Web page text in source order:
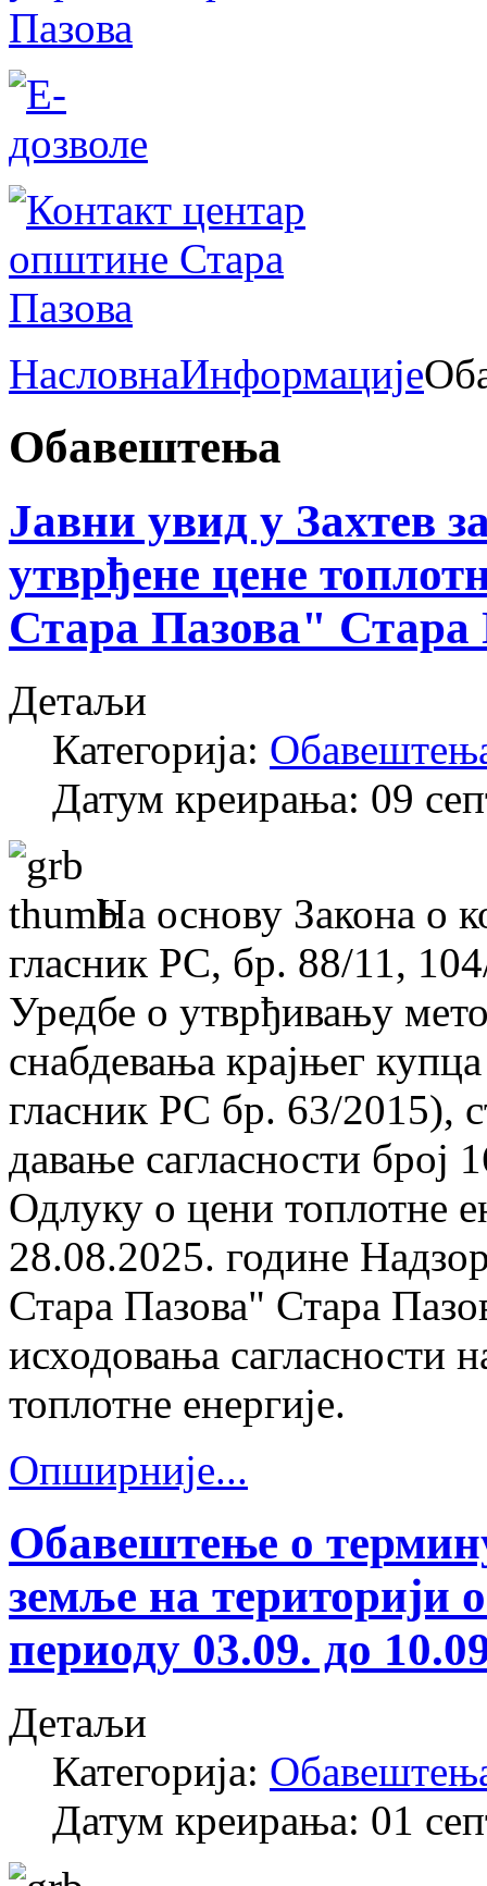
НасловнаИнформације
Обавештења
Јавни увид у Захтев
утврђене цене
Стара Пазова" Стара
Детаљи
Категорија:
Датум креирања: 09
На основу Закона о
гласник РС, бр. 88/11,
Уредбе о утврђивању
снабдевања крајњег
гласник РС бр. 63/2015),
давање сагласности број
Одлуку о цени топлотне
28.08.2025. године
Стара Пазова" Стара
исходовања сагласности
топлотне енергије.
Опширније...
Обавештење о
земље на територији
периоду 03.09. до
Детаљи
Категорија:
Датум креирања: 01